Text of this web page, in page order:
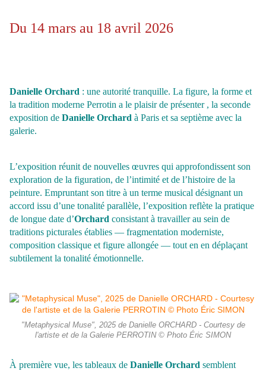
Du 14 mars au 18 avril 2026
Danielle Orchard : une autorité tranquille. La figure, la forme et
la tradition moderne Perrotin a le plaisir de présenter , la seconde
exposition de Danielle Orchard à Paris et sa septième avec la
galerie.
L’exposition réunit de nouvelles œuvres qui approfondissent son
exploration de la figuration, de l’intimité et de l’histoire de la
peinture. Empruntant son titre à un terme musical désignant un
accord issu d’une tonalité parallèle, l’exposition reflète la pratique
de longue date d’Orchard consistant à travailler au sein de
traditions picturales établies — fragmentation moderniste,
composition classique et figure allongée — tout en en déplaçant
subtilement la tonalité émotionnelle.
"Metaphysical Muse", 2025 de Danielle ORCHARD - Courtesy de
l'artiste et de la Galerie PERROTIN © Photo Éric SIMON
À première vue, les tableaux de Danielle Orchard semblent